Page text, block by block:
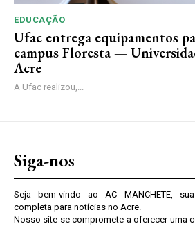
EDUCAÇÃO
Ufac entrega equipamentos
campus Floresta —
Acre
A Ufac realizou,...
Siga-nos
Seja bem-vindo ao AC MANCHETE,
completa para notícias no Acre.
Nosso site se compromete a oferecer uma